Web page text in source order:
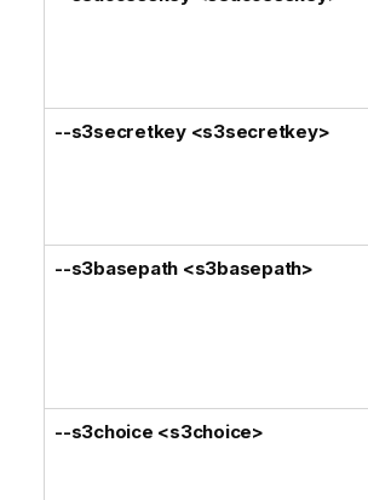
--s3secretkey <s3secretkey>
--s3basepath <s3basepath>
--s3choice <s3choice>